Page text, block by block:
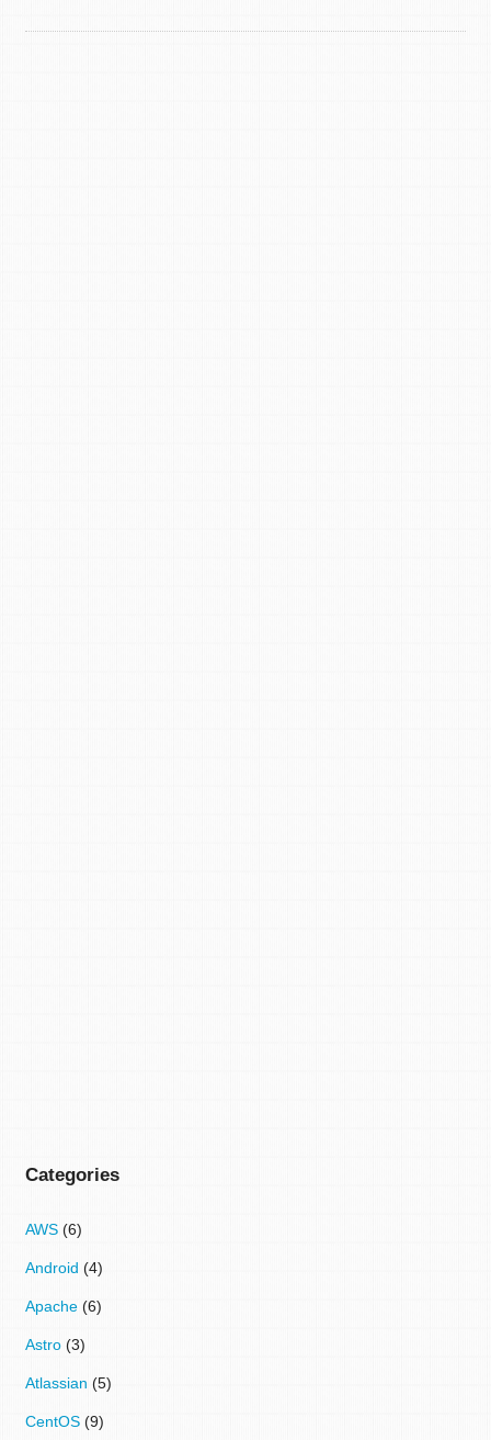
Categories
AWS (6)
Android (4)
Apache (6)
Astro (3)
Atlassian (5)
CentOS (9)